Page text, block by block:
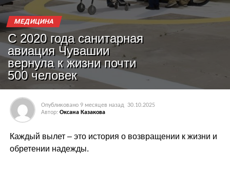
МЕДИЦИНА
С 2020 года санитарная
авиация Чувашии
вернула к жизни почти
500 человек
Опубликовано 9 месяцев назад
30.10.2025
Автор: Оксана Казакова
Каждый вылет – это история о возвращении к жизни и
обретении надежды.